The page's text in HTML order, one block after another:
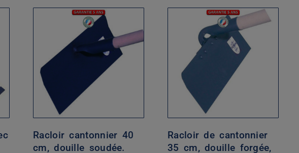
Racloir cantonnier 40
cm, douille soudée.
Racloir de cantonnier
35 cm, douille forgée,